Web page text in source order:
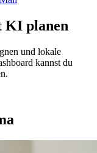
KI planen
und lokale
kannst du